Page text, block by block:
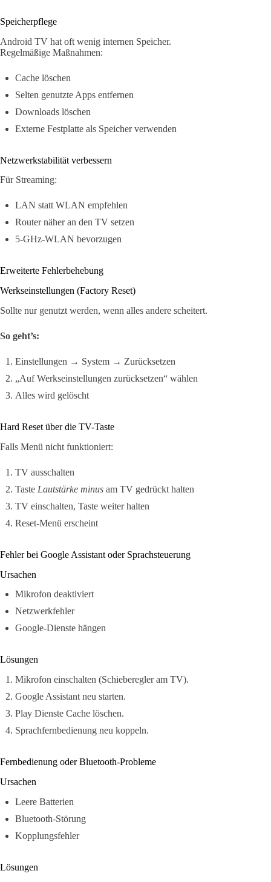
Speicherpflege
Android TV hat oft wenig internen Speicher.
Regelmäßige Maßnahmen:
Cache löschen
Selten genutzte Apps entfernen
Downloads löschen
Externe Festplatte als Speicher verwenden
Netzwerkstabilität verbessern
Für Streaming:
LAN statt WLAN empfehlen
Router näher an den TV setzen
5-GHz-WLAN bevorzugen
Erweiterte Fehlerbehebung
Werkseinstellungen (Factory Reset)
Sollte nur genutzt werden, wenn alles andere scheitert.
So geht’s:
Einstellungen → System → Zurücksetzen
„Auf Werkseinstellungen zurücksetzen“ wählen
Alles wird gelöscht
Hard Reset über die TV-Taste
Falls Menü nicht funktioniert:
TV ausschalten
Taste Lautstärke minus am TV gedrückt halten
TV einschalten, Taste weiter halten
Reset-Menü erscheint
Fehler bei Google Assistant oder Sprachsteuerung
Ursachen
Mikrofon deaktiviert
Netzwerkfehler
Google-Dienste hängen
Lösungen
Mikrofon einschalten (Schieberegler am TV).
Google Assistant neu starten.
Play Dienste Cache löschen.
Sprachfernbedienung neu koppeln.
Fernbedienung oder Bluetooth-Probleme
Ursachen
Leere Batterien
Bluetooth-Störung
Kopplungsfehler
Lösungen